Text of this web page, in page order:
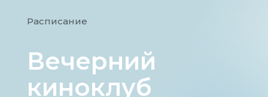
Расписание
Вечерний
киноклуб